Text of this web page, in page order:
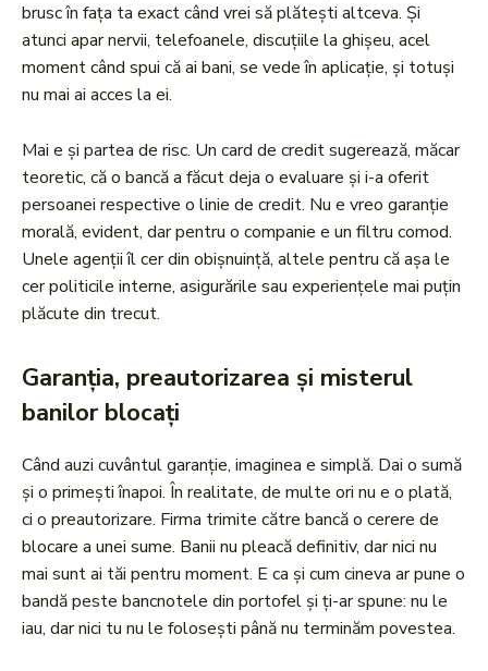
brusc în fața ta exact când vrei să plătești altceva. Și
atunci apar nervii, telefoanele, discuțiile la ghișeu, acel
moment când spui că ai bani, se vede în aplicație, și totuși
nu mai ai acces la ei.
Mai e și partea de risc. Un card de credit sugerează, măcar
teoretic, că o bancă a făcut deja o evaluare și i-a oferit
persoanei respective o linie de credit. Nu e vreo garanție
morală, evident, dar pentru o companie e un filtru comod.
Unele agenții îl cer din obișnuință, altele pentru că așa le
cer politicile interne, asigurările sau experiențele mai puțin
plăcute din trecut.
Garanția, preautorizarea și misterul
banilor blocați
Când auzi cuvântul garanție, imaginea e simplă. Dai o sumă
și o primești înapoi. În realitate, de multe ori nu e o plată,
ci o preautorizare. Firma trimite către bancă o cerere de
blocare a unei sume. Banii nu pleacă definitiv, dar nici nu
mai sunt ai tăi pentru moment. E ca și cum cineva ar pune o
bandă peste bancnotele din portofel și ți-ar spune: nu le
iau, dar nici tu nu le folosești până nu terminăm povestea.